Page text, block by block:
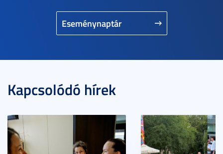
Eseménynaptár
Kapcsolódó hírek